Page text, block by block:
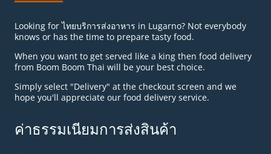
Looking for ไทยบริการส่งอาหาร in Lugarno? Not everybody
knows or has the time to prepare tasty food.
When you want to get served like a king then food delivery
from Boom Boom Thai will be your best choice.
Simply select "Delivery" at the checkout screen and we
hope you'll appreciate our food delivery service.
ค่าธรรมเนียมการส่งสินค้า